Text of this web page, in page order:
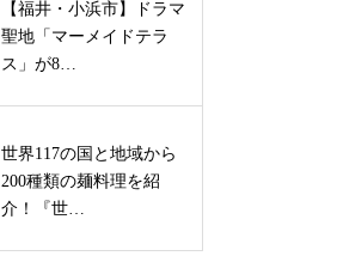
【福井・小浜市】ドラマ
聖地「マーメイドテラ
ス」が8…
世界117の国と地域から
200種類の麺料理を紹
介！『世…